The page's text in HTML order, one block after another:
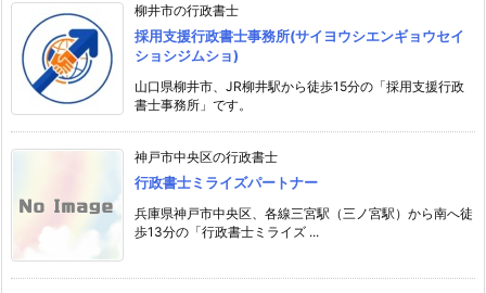
柳井市の行政書士
採用支援行政書士事務所(サイヨウシエンギョウセイ
ショシジムショ)
山口県柳井市、JR柳井駅から徒歩15分の「採用支援行政
書士事務所」です。
神戸市中央区の行政書士
行政書士ミライズパートナー
兵庫県神戸市中央区、各線三宮駅（三ノ宮駅）から南へ徒
歩13分の「行政書士ミライズ ...